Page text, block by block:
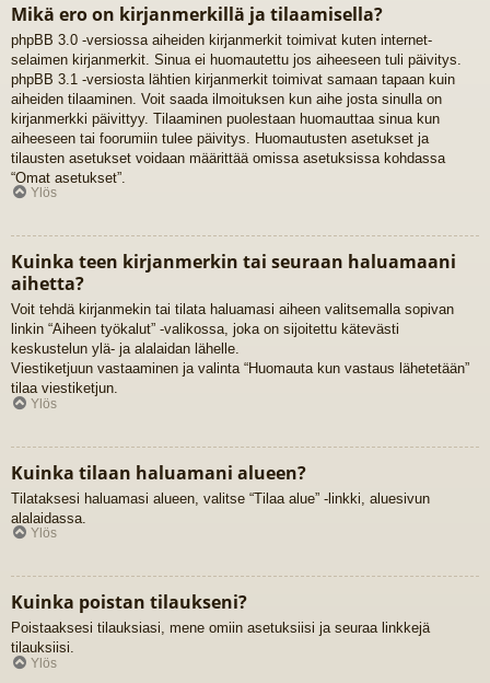
Mikä ero on kirjanmerkillä ja tilaamisella?
phpBB 3.0 -versiossa aiheiden kirjanmerkit toimivat kuten internet-
selaimen kirjanmerkit. Sinua ei huomautettu jos aiheeseen tuli päivitys.
phpBB 3.1 -versiosta lähtien kirjanmerkit toimivat samaan tapaan kuin
aiheiden tilaaminen. Voit saada ilmoituksen kun aihe josta sinulla on
kirjanmerkki päivittyy. Tilaaminen puolestaan huomauttaa sinua kun
aiheeseen tai foorumiin tulee päivitys. Huomautusten asetukset ja
tilausten asetukset voidaan määrittää omissa asetuksissa kohdassa
“Omat asetukset”.
Ylös
Kuinka teen kirjanmerkin tai seuraan haluamaani
aihetta?
Voit tehdä kirjanmekin tai tilata haluamasi aiheen valitsemalla sopivan
linkin “Aiheen työkalut” -valikossa, joka on sijoitettu kätevästi
keskustelun ylä- ja alalaidan lähelle.
Viestiketjuun vastaaminen ja valinta “Huomauta kun vastaus lähetetään”
tilaa viestiketjun.
Ylös
Kuinka tilaan haluamani alueen?
Tilataksesi haluamasi alueen, valitse “Tilaa alue” -linkki, aluesivun
alalaidassa.
Ylös
Kuinka poistan tilaukseni?
Poistaaksesi tilauksiasi, mene omiin asetuksiisi ja seuraa linkkejä
tilauksiisi.
Ylös